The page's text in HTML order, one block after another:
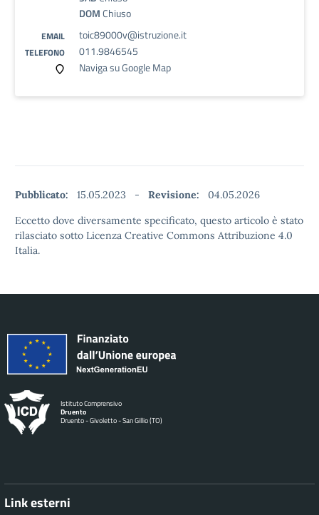
DOMChiuso
EMAIL toic89000v@istruzione.it
TELEFONO
011.9846545
Naviga su Google Map
Pubblicato: 15.05.2023 - Revisione:
04.05.2026
Eccetto dove diversamente specificato, questo articolo è stato
rilasciato sotto Licenza Creative Commons Attribuzione 4.0
Italia.
Istituto Comprensivo
Druento
Druento - Givoletto - San Gillio (TO)
Link esterni